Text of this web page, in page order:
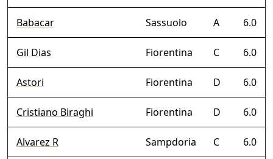
Babacar Sassuolo A 6.0
Gil Dias Fiorentina C 6.0
Astori Fiorentina D 6.0
Cristiano Biraghi Fiorentina D 6.0
Alvarez R Sampdoria C 6.0